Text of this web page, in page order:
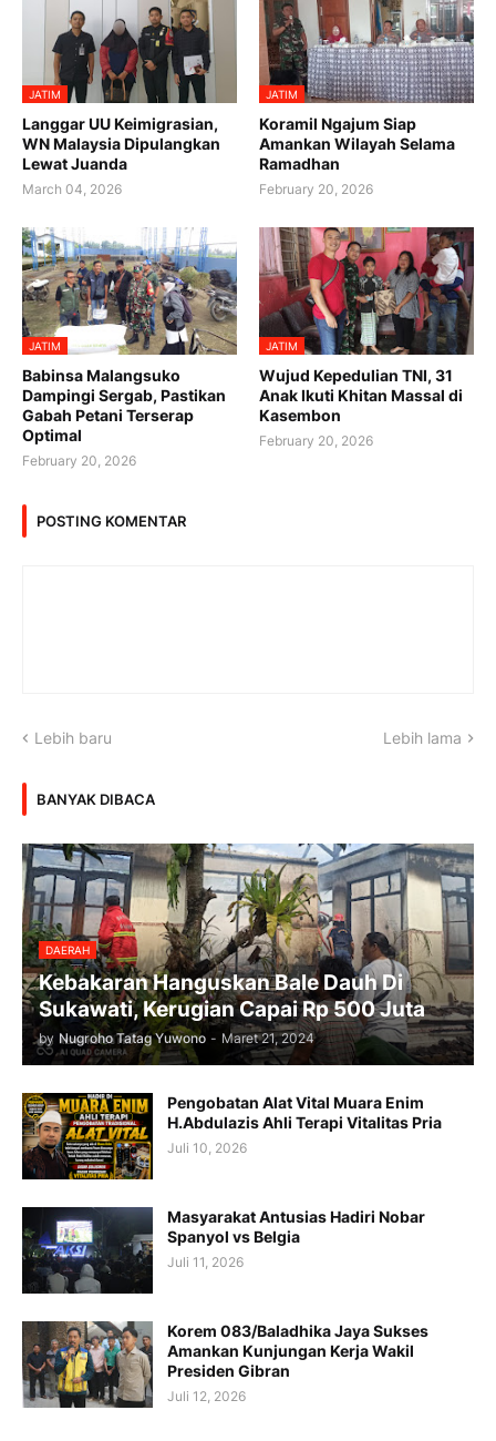
JATIM
Langgar UU Keimigrasian,
WN Malaysia Dipulangkan
Lewat Juanda
March 04, 2026
JATIM
Koramil Ngajum Siap
Amankan Wilayah Selama
Ramadhan
February 20, 2026
JATIM
Babinsa Malangsuko
Dampingi Sergab, Pastikan
Gabah Petani Terserap
Optimal
February 20, 2026
JATIM
Wujud Kepedulian TNI, 31
Anak Ikuti Khitan Massal di
Kasembon
February 20, 2026
POSTING KOMENTAR
Lebih baru Lebih lama
BANYAK DIBACA
DAERAH
Kebakaran Hanguskan Bale Dauh Di
Sukawati, Kerugian Capai Rp 500 Juta
by Nugroho Tatag Yuwono - Maret 21, 2024
Pengobatan Alat Vital Muara Enim
H.Abdulazis Ahli Terapi Vitalitas Pria
Juli 10, 2026
Masyarakat Antusias Hadiri Nobar
Spanyol vs Belgia
Juli 11, 2026
Korem 083/Baladhika Jaya Sukses
Amankan Kunjungan Kerja Wakil
Presiden Gibran
Juli 12, 2026